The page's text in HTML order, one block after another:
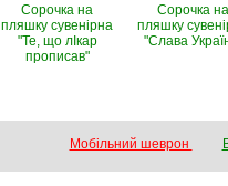
Сорочка на
пляшку сувенірна
"Те, що лІкар
прописав"
Сорочка на
пляшку
"Слава
Мобільний шеврон